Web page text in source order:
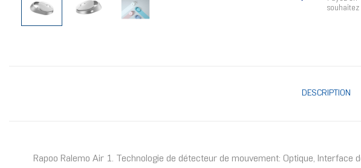
souhaitez
DESCRIPTION
Rapoo Ralemo Air 1. Technologie de détecteur de mouvement: Optique,